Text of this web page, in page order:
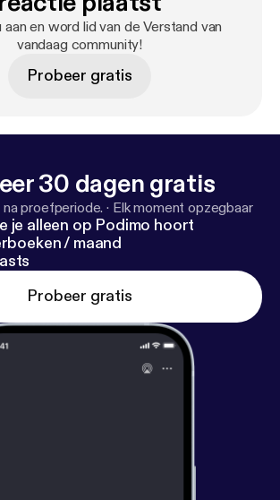
meer informatie over ANP Expert
experts
en word lid van de Verstand van
vandaag community!
Probeer gratis
30 dagen gratis
proefperiode. · Elk moment opzegbaar
je alleen op Podimo hoort
/ maand
Probeer gratis